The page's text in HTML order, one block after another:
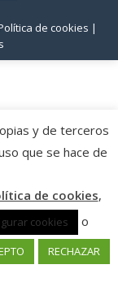
de cookies |
y de terceros
que se hace de
de cookies,
cookies
o
RECHAZAR